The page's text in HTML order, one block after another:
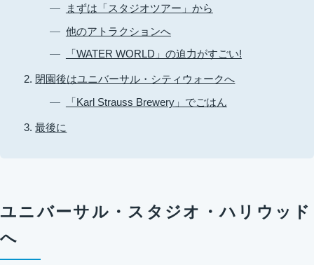
まずは「スタジオツアー」から
他のアトラクションへ
「WATER WORLD」の迫力がすごい!
閉園後はユニバーサル・シティウォークへ
「Karl Strauss Brewery」でごはん
最後に
ユニバーサル・スタジオ・ハリウッド
へ